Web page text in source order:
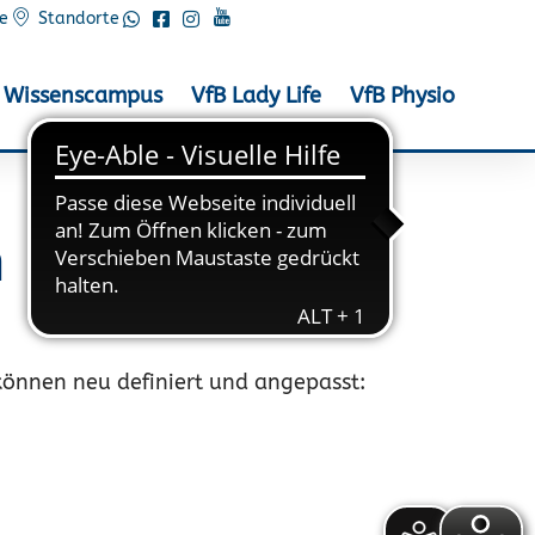
Standorte
Wissenscampus VfB Lady Life VfB Physio
neu definiert und angepasst: